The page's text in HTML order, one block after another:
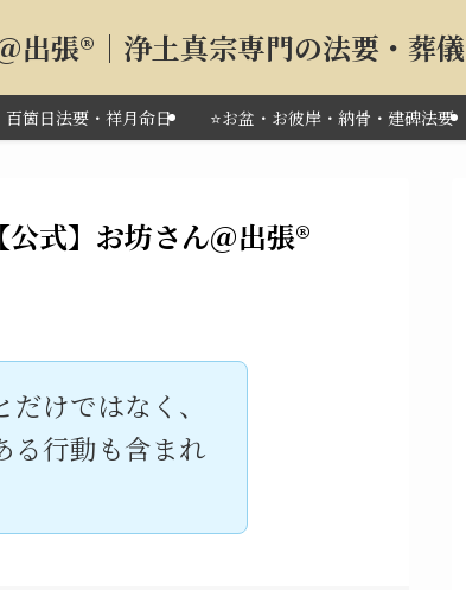
出張®︎｜浄土真宗専門の法要・葬儀
百箇日法要・祥月命日 ⭐️お盆・お彼岸・納骨・建碑法要
式】お坊さん＠出張®︎
けではなく、
る行動も含まれ